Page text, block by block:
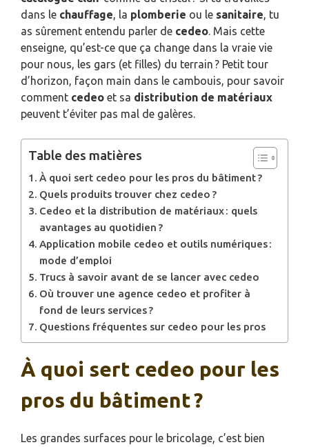
dans le chauffage, la plomberie ou le sanitaire, tu
as sûrement entendu parler de cedeo. Mais cette
enseigne, qu’est-ce que ça change dans la vraie vie
pour nous, les gars (et filles) du terrain ? Petit tour
d’horizon, façon main dans le cambouis, pour savoir
comment cedeo et sa distribution de matériaux
peuvent t’éviter pas mal de galères.
Table des matières
À quoi sert cedeo pour les pros du bâtiment ?
Quels produits trouver chez cedeo ?
Cedeo et la distribution de matériaux : quels
avantages au quotidien ?
Application mobile cedeo et outils numériques :
mode d’emploi
Trucs à savoir avant de se lancer avec cedeo
Où trouver une agence cedeo et profiter à
fond de leurs services ?
Questions fréquentes sur cedeo pour les pros
À quoi sert cedeo pour les
pros du bâtiment ?
Les grandes surfaces pour le bricolage, c’est bien